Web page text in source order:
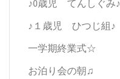
ン
♪0歳児 てんしぐみ♪
♪１歳児 ひつじ組♪
一学期終業式☆
お泊り会の朝♫